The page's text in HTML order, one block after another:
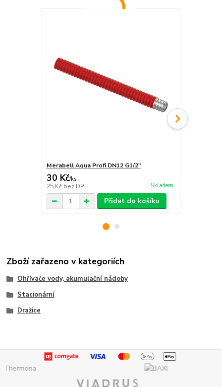
Merabell Aqua Profi DN12 G1/2"
30 Kč/ks
25 Kč bez DPH Skladem
Přidat do košíku
Zboží zařazeno v kategoriích
Ohřívače vody, akumulační nádoby
Stacionární
Dražice